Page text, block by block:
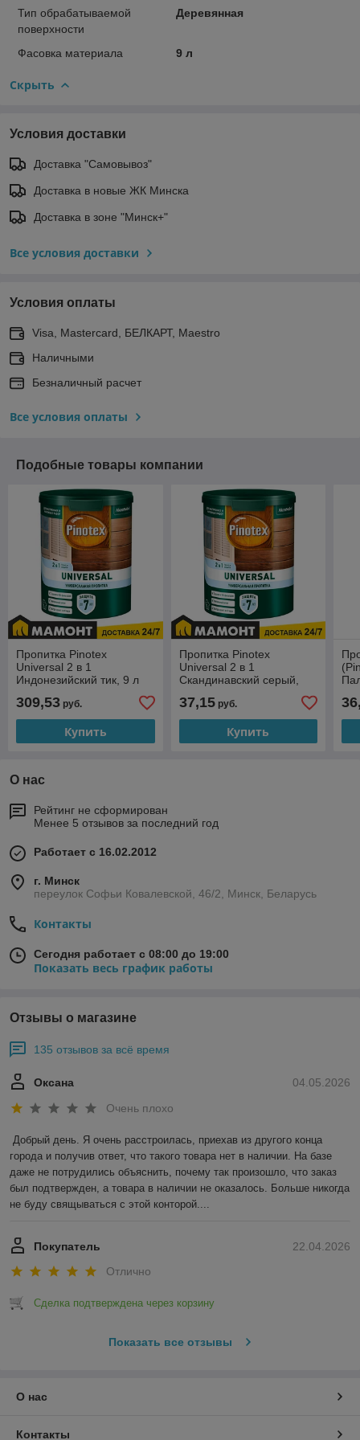
Тип обрабатываемой
поверхности
Деревянная
Фасовка материала 9 л
Скрыть
Условия доставки
Доставка "Самовывоз"
Доставка в новые ЖК Минска
Доставка в зоне "Минск+"
Все условия доставки
Условия оплаты
Visa, Mastercard, БЕЛКАРТ, Maestro
Наличными
Безналичный расчет
Все условия оплаты
Подобные товары компании
Пропитка Pinotex
Universal 2 в 1
Индонезийский тик, 9 л
309,53 руб.
Купить
Пропитка Pinotex
Universal 2 в 1
Скандинавский серый,
37,15руб.
Купить
О нас
Рейтинг не сформирован
Менее 5 отзывов за последний год
Работает с 16.02.2012
г. Минск
переулок Софьи Ковалевской, 46/2, Минск, Беларусь
Контакты
Сегодня работает с 08:00 до 19:00
Показать весь график работы
Отзывы о магазине
135 отзывов за всё время
04.05.2026
Оксана
Очень плохо
Добрый день. Я очень расстроилась, приехав из другого конца
города и получив ответ, что такого товара нет в наличии. На базе
даже не потрудились объяснить, почему так произошло, что заказ
был подтвержден, а товара в наличии не оказалось. Больше никогда
не буду свящываться с этой конторой....
22.04.2026
Покупатель
Отлично
Сделка подтверждена через корзину
Показать все отзывы
О нас
Контакты